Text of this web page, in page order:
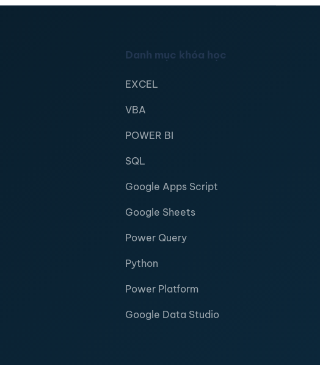
Danh mục khóa học
EXCEL
VBA
POWER BI
SQL
Google Apps Script
Google Sheets
Power Query
Python
Power Platform
Google Data Studio